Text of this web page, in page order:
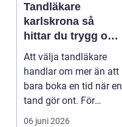
Tandläkare
karlskrona så
hittar du trygg och
långsiktig
tandvård
Att välja tandläkare
handlar om mer än att
bara boka en tid när en
tand gör ont. För
många är tandvå...
06 juni 2026